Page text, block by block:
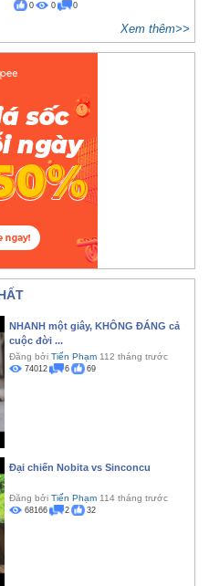
0 0 0
Xem thêm>>
NHANH một giây, KHÔNG ĐÁNG cả
cuộc đời ...
Đăng bởi Tiến Phạm 112 tháng trước
74012 6 69
Đại chiến Nobita vs Sinconcu
Đăng bởi Tiến Phạm 114 tháng trước
68166 2 32